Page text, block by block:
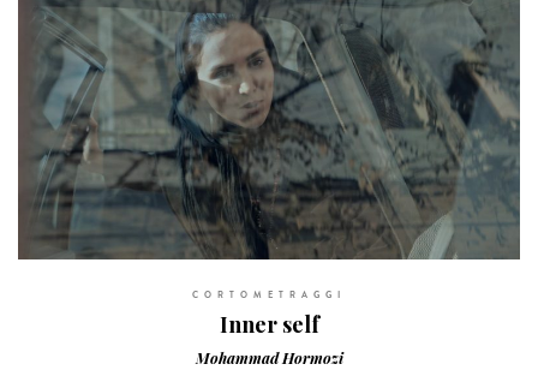
CORTOMETRAGGI
Inner self
Mohammad Hormozi